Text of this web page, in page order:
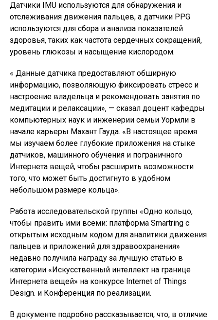
Датчики IMU используются для обнаружения и
отслеживания движения пальцев, а датчики PPG
используются для сбора и анализа показателей
здоровья, таких как частота сердечных сокращений,
уровень глюкозы и насыщение кислородом.
« Данные датчика предоставляют обширную
информацию, позволяющую фиксировать стресс и
настроение владельца и рекомендовать занятия по
медитации и релаксации», — сказал доцент кафедры
компьютерных наук и инженерии семьи Уормли в
начале карьеры Махант Гауда. «В настоящее время
мы изучаем более глубокие приложения на стыке
датчиков, машинного обучения и пограничного
Интернета вещей, чтобы расширить возможности
того, что может быть достигнуто в удобном
небольшом размере кольца».
Работа исследовательской группы «Одно кольцо,
чтобы править ими всеми: платформа Smartring с
открытым исходным кодом для аналитики движения
пальцев и приложений для здравоохранения»
недавно получила награду за лучшую статью в
категории «Искусственный интеллект на границе
Интернета вещей» на конкурсе Internet of Things
Design. и Конференция по реализации.
В документе подробно рассказывается, что, в отличие